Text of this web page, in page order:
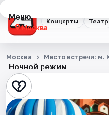
Концерты Театр
Меню
Москва
Концерты
Театр
Стендап
Ночной режим
Москва Место встречи: м.